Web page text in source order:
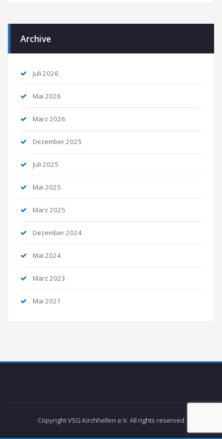
Archive
Juli 2026
Mai 2026
März 2026
Dezember 2025
Juli 2025
Mai 2025
März 2025
Dezember 2024
Mai 2024
März 2023
Mai 2021
Copyright VSG Kirchhellen e.V. All rights reserved